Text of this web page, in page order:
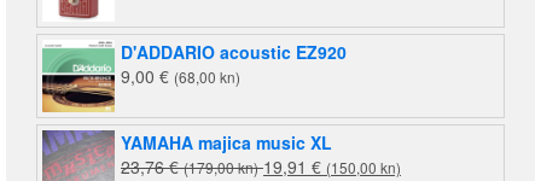
D'ADDARIO acoustic EZ920
9,00 € (68,00 kn)
YAMAHA majica music XL
23,76€ (179,00 kn)Izvorna
19,91 € (150,00 kn)